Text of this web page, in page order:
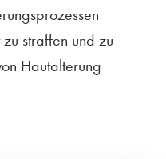
straffen und zu
Hautalterung